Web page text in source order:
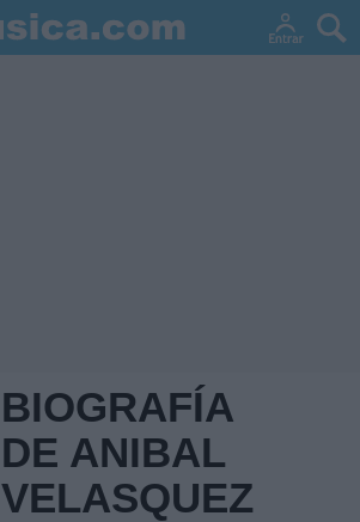
BIOGRAFÍA
DE ANIBAL
VELASQUEZ